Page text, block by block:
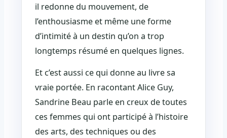
il redonne du mouvement, de
l’enthousiasme et même une forme
d’intimité à un destin qu’on a trop
longtemps résumé en quelques lignes.
Et c’est aussi ce qui donne au livre sa
vraie portée. En racontant Alice Guy,
Sandrine Beau parle en creux de toutes
ces femmes qui ont participé à l’histoire
des arts, des techniques ou des